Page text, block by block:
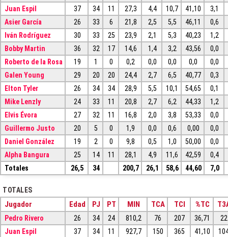
Juan Espil
37 34 11 27,3 4,4 10,7 41,10
3,1
Asier García
26 33 6 21,8 2,5 5,5 46,11
0,6
Iván Rodríguez
30 33 25 23,9 2,1 5,3 40,23
1,2
Bobby Martin
36 32 17 14,6 1,4 3,2 43,56
0,0
Roberto de la Rosa
19 1 0 0,2 0,0 0,0 0,0
0,0
Galen Young
29 20 20 24,4 2,7 6,5 40,77
0,3
Elton Tyler
26 34 34 28,9 5,5 10,1 54,65
0,1
Mike Lenzly
24 33 11 20,8 2,7 6,2 44,33
1,2
Elvis Évora
27 32 11 16,8 2,0 3,8 53,33
0,0
Guillermo Justo
20 5 0 1,9 0,0 0,6 0,00
0,0
Daniel González
19 2 0 9,8 0,5 1,0 50,00
0,0
Alpha Bangura
25 14 11 28,1 4,9 11,6 42,59
0,4
Totales
26,5 34 200,7 26,1 58,6 44,60 7,0
TOTALES
Jugador Edad PJ PT MIN TCA TCI %TC
Pedro Rivero 26 34 24 810,2 76 207 36,71
22
Juan Espil
37 34 11 927,7 150 365 41,10